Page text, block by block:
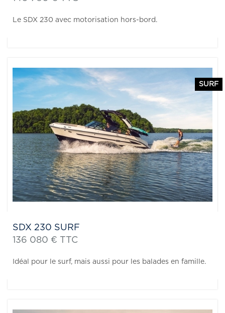
Le SDX 230 avec motorisation hors-bord.
SURF
SDX 230 SURF
136 080 € TTC
Idéal pour le surf, mais aussi pour les balades en famille.